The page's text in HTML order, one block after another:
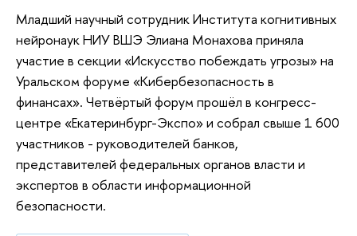
Младший научный сотрудник Института когнитивных
нейронаук НИУ ВШЭ Элиана Монахова приняла
участие в секции «Искусство побеждать угрозы» на
Уральском форуме «Кибербезопасность в
финансах». Четвёртый форум прошёл в конгресс-
центре «Екатеринбург-Экспо» и собрал свыше 1 600
участников - руководителей банков,
представителей федеральных органов власти и
экспертов в области информационной
безопасности.